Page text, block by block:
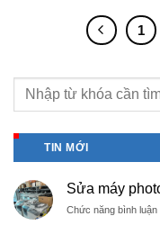
1
TIN MỚI
Sửa máy
Chức năng bình luận